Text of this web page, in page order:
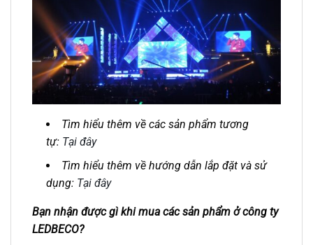
Tìm hiểu thêm về các sản phẩm tương
tự: Tại đây
Tìm hiểu thêm về hướng dẫn lắp đặt và sử
dụng: Tại đây
Bạn nhận được gì khi mua các sản phẩm ở công ty
LEDBECO?